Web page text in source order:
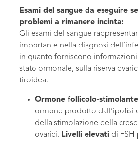
Esami del sangue da eseguire
problemi a rimanere incinta:
Gli esami del sangue
importante nella diagnosi
in quanto forniscono
stato ormonale, sulla riserva
tiroidea.
Ormone follicolo-stimolante
ormone prodotto dall’ipofisi
della stimolazione della
ovarici. Livelli elevati di FSH